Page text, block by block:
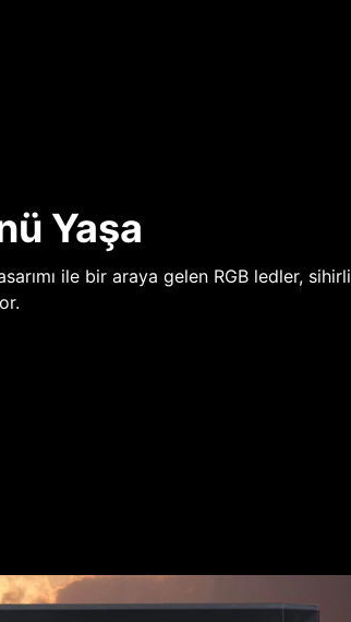
Yaşa
ile bir araya gelen RGB ledler, sihirli